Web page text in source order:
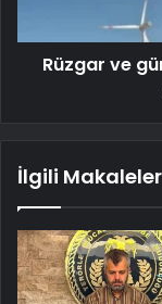
Rüzgar ve
İlgili Makaleler